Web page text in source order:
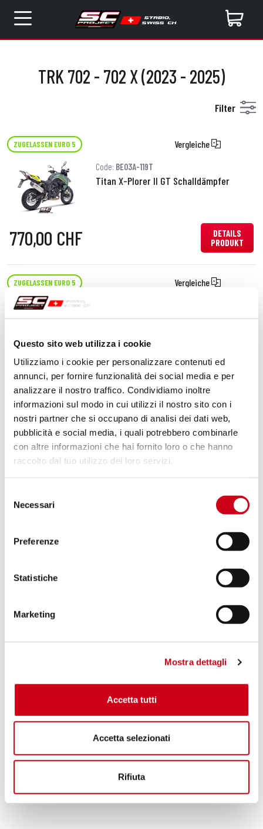
Questo sito web utilizza i cookie
Utilizziamo i cookie per personalizzare contenuti ed
annunci, per fornire funzionalità dei social media e per
analizzare il nostro traffico. Condividiamo inoltre
informazioni sul modo in cui utilizzi il nostro sito con i
nostri partner che si occupano di analisi dei dati web,
pubblicità e social media, i quali potrebbero combinarle
con altre informazioni che hai fornito loro o che hanno
raccolto dal tuo utilizzo dei loro servizi.
delNecessari
Preferenze
Statistiche
Marketing
Mostra dettagli
Accetta tutti
Accetta selezionati
Rifiuta
TRK 702 - 702 X (2023 - 2025)
Filter
ZUGELASSEN EURO 5 Vergleiche
Code: BE03A-119T
Titan X-Plorer II GT Schalldämpfer
770,00 CHF
DETAILS
PRODUKT
ZUGELASSEN EURO 5 Vergleiche
Titan Rally-S Schalldämpfer
630,00 CHF
PRODUKT